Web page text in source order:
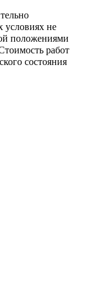
условиях не
положениями
работ
состояния